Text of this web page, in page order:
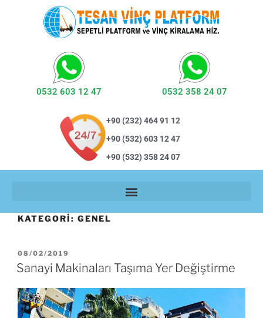
0532 603 12 47 0532 358 24 07
+90 (232) 464 91 12
+90 (532) 603 12 47
+90 (532) 358 24 07
KATEGORI: GENEL
08/02/2019
Sanayi Makinaları Taşıma Yer Değiştirme